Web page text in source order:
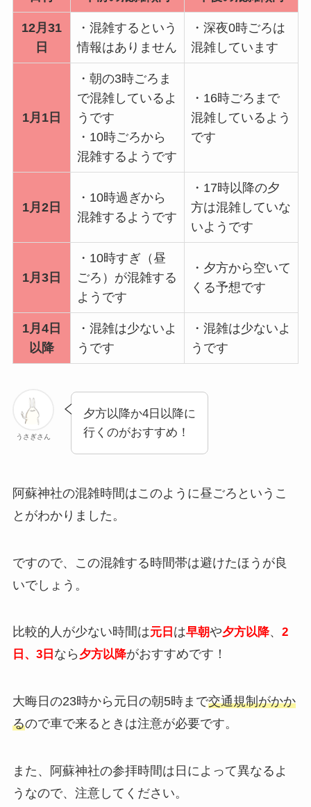
12月31
日
・混雑するという
情報はありません
・深夜0時ごろは
混雑しています
1月1日
・朝の3時ごろま
で混雑しているよ
うです
・10時ごろから
混雑するようです
・16時ごろまで
混雑しているよう
です
1月2日
・10時過ぎから
混雑するようです
・17時以降の夕
方は混雑していな
いようです
1月3日
・10時すぎ（昼
ごろ）が混雑する
ようです
・夕方から空いて
くる予想です
1月4日
以降
・混雑は少ないよ
うです
・混雑は少ないよ
うです
うさぎさん
夕方以降か4日以降に
行くのがおすすめ！
阿蘇神社の混雑時間はこのように昼ごろというこ
とがわかりました。
ですので、この混雑する時間帯は避けたほうが良
いでしょう。
比較的人が少ない時間は元日 は早朝や夕方以降、 2
日、3日 なら 夕方以降がおすすめです！
大晦日の23時から元日の朝5時まで交通規制がかか
るので車で来るときは注意が必要です。
また、阿蘇神社の参拝時間は日によって異なるよ
うなので、注意してください。